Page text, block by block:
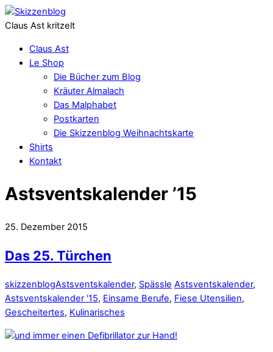
Claus Ast kritzelt
Claus Ast
Le Shop
Die Bücher zum Blog
Kräuter Almalach
Das Malphabet
Postkarten
Die Skizzenblog Weihnachtskarte
Shirts
Kontakt
Astsventskalender ’15
25. Dezember 2015
Das 25. Türchen
skizzenblogAstsventskalender, Spässle Astsventskalender,
Astsventskalender '15, Einsame Berufe, Fiese Utensilien,
Gescheitertes, Kulinarisches